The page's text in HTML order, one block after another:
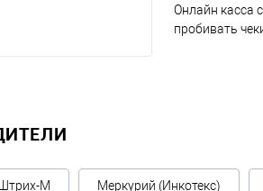
Онлайн касса
пробивать
Штрих-М Меркурий (Инкотекс)